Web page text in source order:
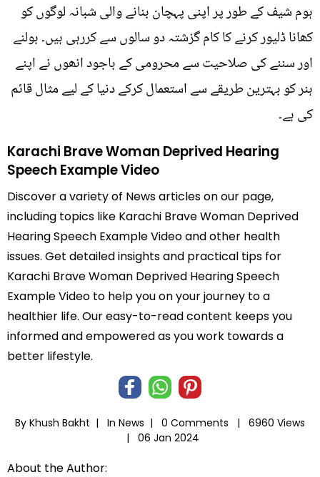
ہوم شیف کے طور پر اپنی پہچان بنانے والی شبانہ لوگوں کو
کھانا ڈلیور کرنے کا کام گزشتہ دو سالوں سے کررہی ہیں۔ بولنے
اور سننے کی صلاحیت سے محرومی کے باجود انھوں نے اپنے
ہنر کو بہترین طریقے سے استعمال کرکے دنیا کے لیے مثال قائم
کی ہے۔
Karachi Brave Woman Deprived Hearing
Speech Example Video
Discover a variety of News articles on our page,
including topics like Karachi Brave Woman Deprived
Hearing Speech Example Video and other health
issues. Get detailed insights and practical tips for
Karachi Brave Woman Deprived Hearing Speech
Example Video to help you on your journey to a
healthier life. Our easy-to-read content keeps you
informed and empowered as you work towards a
better lifestyle.
By Khush Bakht | In News | 0 Comments |
6960 Views
|
06 Jan 2024
About the Author: